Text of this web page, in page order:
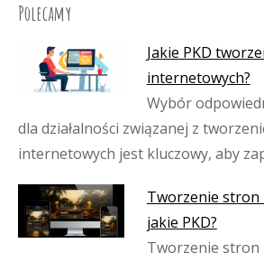
Polecamy
Jakie PKD
internetowych?
Wybór
dla działalności związanej z
internetowych jest kluczowy, aby
Tworzenie
jakie PKD?
Tworzenie